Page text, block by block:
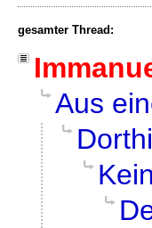
gesamter Thread:
Aus